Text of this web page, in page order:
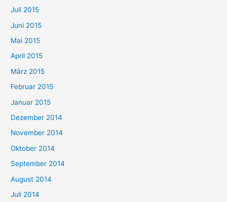
Juli 2015
Juni 2015
Mai 2015
April 2015
März 2015
Februar 2015
Januar 2015
Dezember 2014
November 2014
Oktober 2014
September 2014
August 2014
Juli 2014